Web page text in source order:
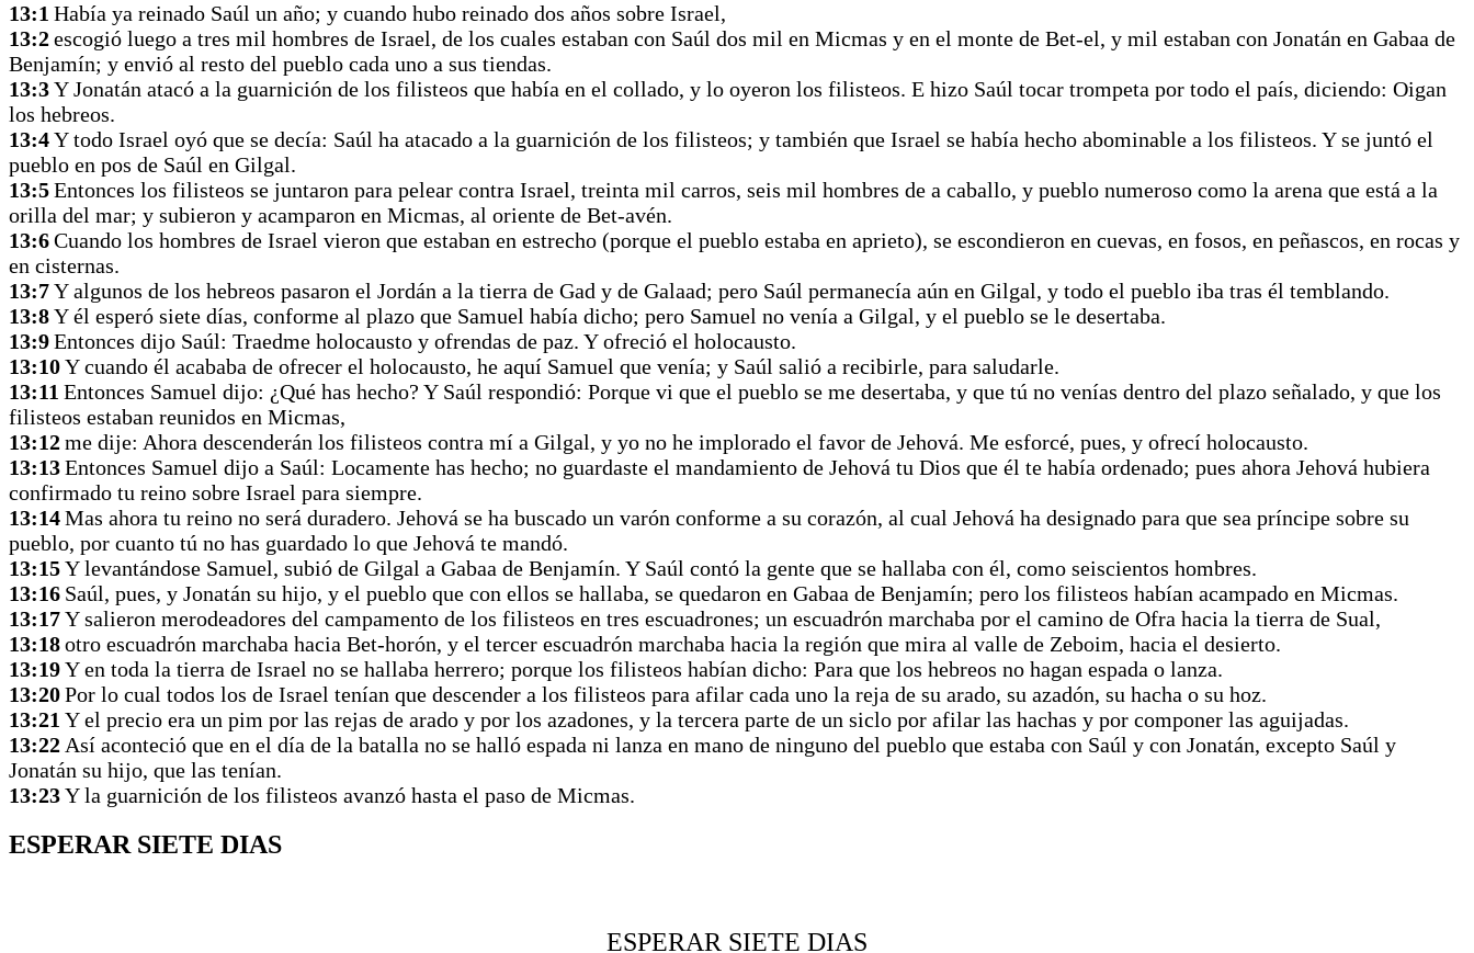
13:1 Había ya reinado Saúl un año; y cuando hubo reinado dos años sobre Israel,
13:2escogió luego a tres mil hombres de Israel, de los cuales estaban con Saúl dos mil en Micmas y en el monte de Bet-el, y mil estaban con Jonatán en Gabaa de
Benjamín; y envió al resto del pueblo cada uno a sus tiendas.
13:3Y Jonatán atacó a la guarnición de los filisteos que había en el collado, y lo oyeron los filisteos. E hizo Saúl tocar trompeta por todo el país, diciendo: Oigan
los hebreos.
13:4Y todo Israel oyó que se decía: Saúl ha atacado a la guarnición de los filisteos; y también que Israel se había hecho abominable a los filisteos. Y se juntó el
pueblo en pos de Saúl en Gilgal.
13:5Entonces los filisteos se juntaron para pelear contra Israel, treinta mil carros, seis mil hombres de a caballo, y pueblo numeroso como la arena que está a la
orilla del mar; y subieron y acamparon en Micmas, al oriente de Bet-avén.
13:6Cuando los hombres de Israel vieron que estaban en estrecho (porque el pueblo estaba en aprieto), se escondieron en cuevas, en fosos, en peñascos, en rocas y
en cisternas.
13:7Y algunos de los hebreos pasaron el Jordán a la tierra de Gad y de Galaad; pero Saúl permanecía aún en Gilgal, y todo el pueblo iba tras él temblando.
13:8Y él esperó siete días, conforme al plazo que Samuel había dicho; pero Samuel no venía a Gilgal, y el pueblo se le desertaba.
13:9Entonces dijo Saúl: Traedme holocausto y ofrendas de paz. Y ofreció el holocausto.
13:10Y cuando él acababa de ofrecer el holocausto, he aquí Samuel que venía; y Saúl salió a recibirle, para saludarle.
13:11 Entonces Samuel dijo: ¿Qué has hecho? Y Saúl respondió: Porque vi que el pueblo se me desertaba, y que tú no venías dentro del plazo señalado, y que los
filisteos estaban reunidos en Micmas,
13:12me dije: Ahora descenderán los filisteos contra mí a Gilgal, y yo no he implorado el favor de Jehová. Me esforcé, pues, y ofrecí holocausto.
13:13Entonces Samuel dijo a Saúl: Locamente has hecho; no guardaste el mandamiento de Jehová tu Dios que él te había ordenado; pues ahora Jehová hubiera
confirmado tu reino sobre Israel para siempre.
13:14Mas ahora tu reino no será duradero. Jehová se ha buscado un varón conforme a su corazón, al cual Jehová ha designado para que sea príncipe sobre su
pueblo, por cuanto tú no has guardado lo que Jehová te mandó.
13:15Y levantándose Samuel, subió de Gilgal a Gabaa de Benjamín. Y Saúl contó la gente que se hallaba con él, como seiscientos hombres.
13:16 Saúl, pues, y Jonatán su hijo, y el pueblo que con ellos se hallaba, se quedaron en Gabaa de Benjamín; pero los filisteos habían acampado en Micmas.
13:17Y salieron merodeadores del campamento de los filisteos en tres escuadrones; un escuadrón marchaba por el camino de Ofra hacia la tierra de Sual,
13:18otro escuadrón marchaba hacia Bet-horón, y el tercer escuadrón marchaba hacia la región que mira al valle de Zeboim, hacia el desierto.
13:19Y en toda la tierra de Israel no se hallaba herrero; porque los filisteos habían dicho: Para que los hebreos no hagan espada o lanza.
13:20Por lo cual todos los de Israel tenían que descender a los filisteos para afilar cada uno la reja de su arado, su azadón, su hacha o su hoz.
13:21 Y el precio era un pim por las rejas de arado y por los azadones, y la tercera parte de un siclo por afilar las hachas y por componer las aguijadas.
13:22 Así aconteció que en el día de la batalla no se halló espada ni lanza en mano de ninguno del pueblo que estaba con Saúl y con Jonatán, excepto Saúl y
Jonatán su hijo, que las tenían.
13:23Y la guarnición de los filisteos avanzó hasta el paso de Micmas.
ESPERAR SIETE DIAS
ESPERAR SIETE DIAS